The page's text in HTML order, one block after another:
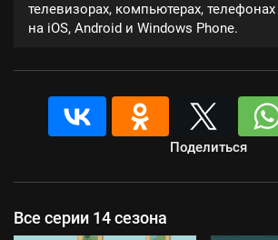
телевизорах, компьютерах,
на iOS, Android и Windows Phone.
Поделиться
Все серии 14 сезона